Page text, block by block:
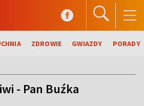
ZDROWIE GWIAZDY PORADY
- Pan Buźka